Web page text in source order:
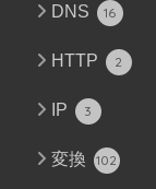
DNS 16
HTTP 2
IP 3
変換 102